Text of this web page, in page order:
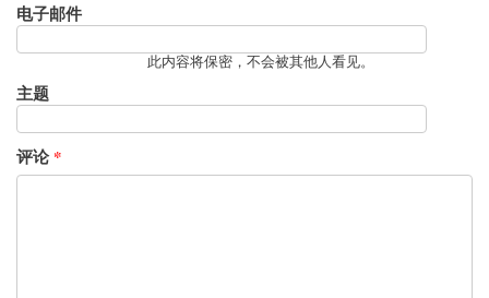
电子邮件
此内容将保密，不会被其他人看见。
主题
评论*